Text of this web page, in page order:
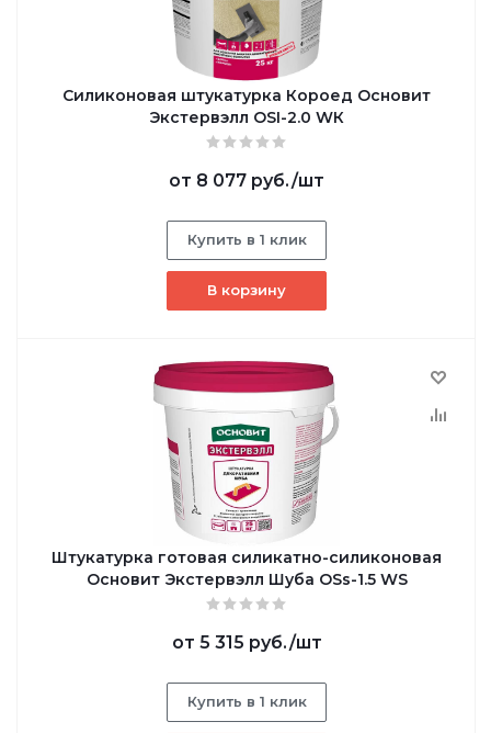
Силиконовая штукатурка Короед Основит
Экстервэлл OSI-2.0 WК
от 8 077 руб./шт
Купить в 1 клик
В корзину
Штукатурка готовая силикатно-силиконовая
Основит Экстервэлл Шуба OSs-1.5 WS
от 5 315 руб./шт
Купить в 1 клик